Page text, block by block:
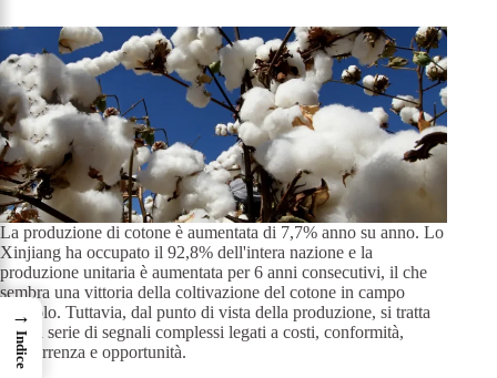
La produzione di cotone è aumentata di 7,7% anno su anno. Lo
Xinjiang ha occupato il 92,8% dell'intera nazione e la
produzione unitaria è aumentata per 6 anni consecutivi, il che
sembra una vittoria della coltivazione del cotone in campo
agricolo. Tuttavia, dal punto di vista della produzione, si tratta
di una serie di segnali complessi legati a costi, conformità,
concorrenza e opportunità.
→
Indice